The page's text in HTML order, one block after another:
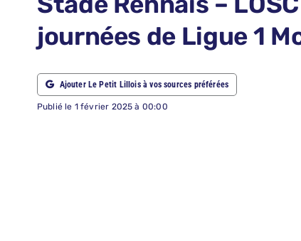
ABONNEMENTS
journées de Ligue 1
Ajouter Le Petit Lillois à vos sources préférées
Publié le 1 février 2025 à 00:00